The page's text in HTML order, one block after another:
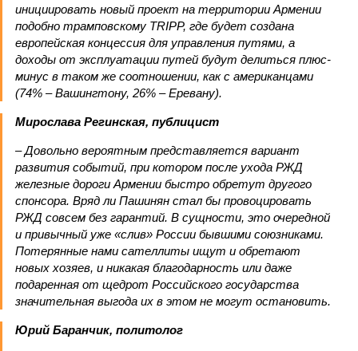
инициировать новый проект на территории Армении
подобно трамповскому TRIPP, где будет создана
европейская концессия для управления путями, а
доходы от эксплуатации путей будут делиться плюс-
минус в таком же соотношении, как с американцами
(74% – Вашингтону, 26% – Еревану).
Мирослава Регинская, публицист
– Довольно вероятным представляется вариант
развития событий, при котором после ухода РЖД
железные дороги Армении быстро обретут другого
спонсора. Вряд ли Пашинян стал бы провоцировать
РЖД совсем без гарантий. В сущности, это очередной
и привычный уже «слив» России бывшими союзниками.
Потерянные нами сателлиты ищут и обретают
новых хозяев, и никакая благодарность или даже
подаренная от щедрот Российского государства
значительная выгода их в этом не могут остановить.
Юрий Баранчик, политолог